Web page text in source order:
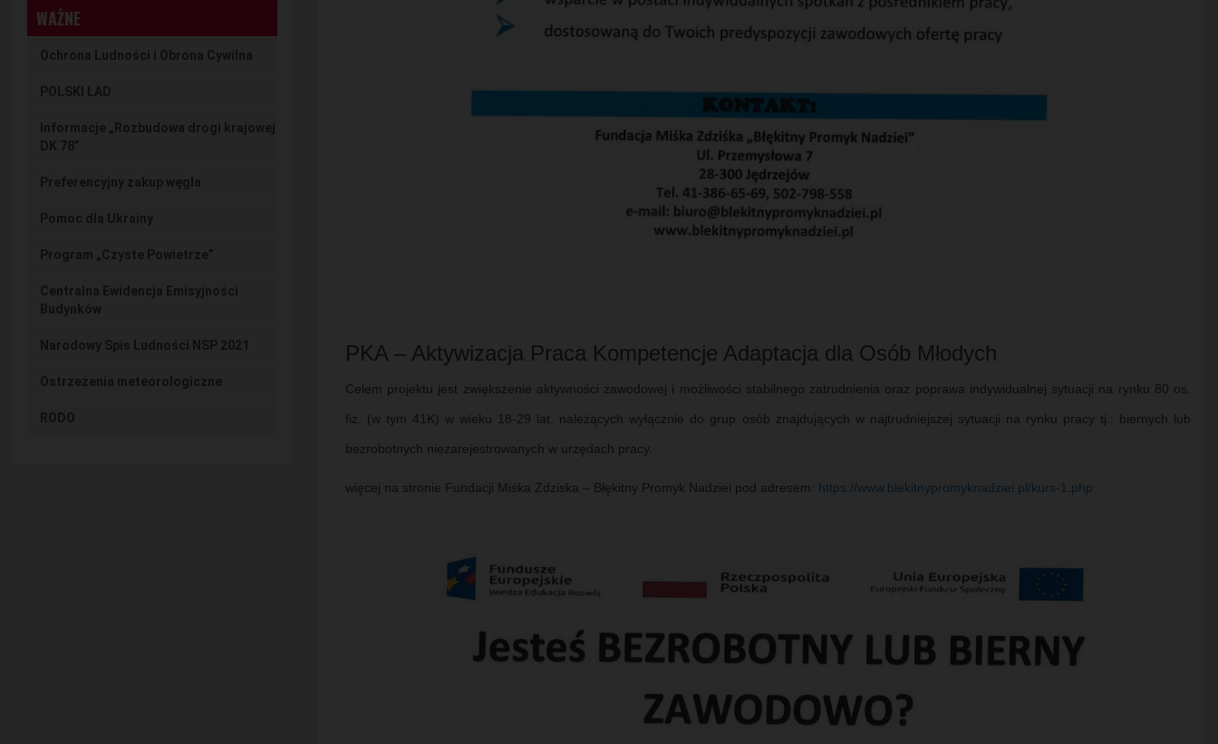
WAŻNE
Ochrona Ludności i Obrona Cywilna
POLSKI ŁAD
Informacje „Rozbudowa drogi krajowej
DK 78”
Preferencyjny zakup węgla
Pomoc dla Ukrainy
Program „Czyste Powietrze”
Centralna Ewidencja Emisyjności
Budynków
Narodowy Spis Ludności NSP 2021
Ostrzeżenia meteorologiczne
RODO
PKA – Aktywizacja Praca Kompetencje Adaptacja dla Osób Młodych
Celem projektu jest zwiększenie aktywności zawodowej i możliwości stabilnego zatrudnienia oraz poprawa indywidualnej sytuacji na rynku 80 os.
fiz. (w tym 41K) w wieku 18-29 lat, należących wyłącznie do grup osób znajdujących w najtrudniejszej sytuacji na rynku pracy tj.: biernych lub
bezrobotnych niezarejestrowanych w urzędach pracy.
więcej na stronie Fundacji Miśka Zdziska – Błękitny Promyk Nadziei pod adresem: https://www.blekitnypromyknadziei.pl/kurs-1.php